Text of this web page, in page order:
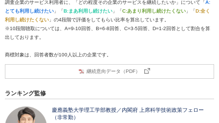
調査企業のサービス利用者に、「どの程度その企業のサービスを継続したいか」について「A:
とても利用し続けたい 」「B:まあ利用し続けたい 」「C:あまり利用し続けたくない 」「D:全く
利用し続けたくない 」の4段階で評価をしてもらい比率を算出しています。
※10段階聴取については、A=9-10回答、B=6-8回答、C=3-5回答、D=1-2回答として割合を算
出しております。
商標対象は、回答者数が100人以上の企業です。
継続意向データ（PDF）
ランキング監修
慶應義塾大学理工学部教授／内閣府 上席科学技術政策フェロー
（非常勤）